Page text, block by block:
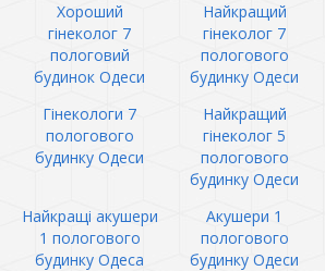
Хороший
гінеколог 7
пологовий
будинок Одеси
Найкращий
гінеколог 7
пологового
будинку Одеси
Гінекологи 7
пологового
будинку Одеси
Найкращий
гінеколог 5
пологового
будинку Одеси
Найкращі акушери
1 пологового
будинку Одеса
Акушери 1
пологового
будинку Одеси